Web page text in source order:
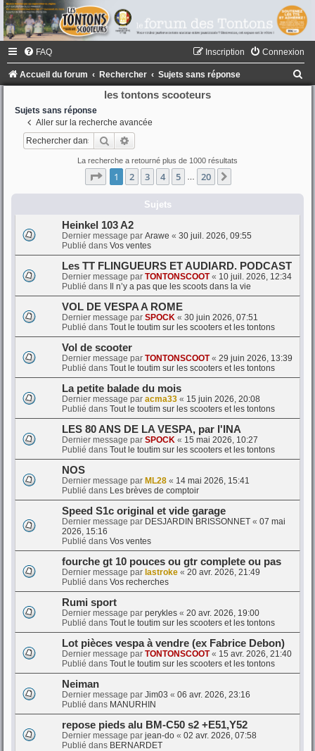
FAQ Connexion
Inscription
Accueil du forum Rechercher Sujets sans réponse
les tontons scooteurs
Sujets sans réponse
Aller sur la recherche avancée
Rechercher
La recherche a retourné plus de 1000 résultats
Page 1sur20
1 2 3 4 5 20
Sujets
Heinkel 103 A2
Dernier message par Arawe « 30 juil. 2026, 09:55
Publié dans Vos ventes
Les TT FLINGUEURS ET AUDIARD. PODCAST
Dernier message par TONTONSCOOT« 10 juil. 2026, 12:34
Publié dans Il n’y a pas que les scoots dans la vie
VOL DE VESPA A ROME
Dernier message par SPOCK « 30 juin 2026, 07:51
Publié dans Tout le toutim sur les scooters et les tontons
Vol de scooter
Dernier message par TONTONSCOOT« 29 juin 2026, 13:39
Publié dans Tout le toutim sur les scooters et les tontons
La petite balade du mois
Dernier message par acma33 « 15 juin 2026, 20:08
Publié dans Tout le toutim sur les scooters et les tontons
LES 80 ANS DE LA VESPA, par l'INA
Dernier message par SPOCK « 15 mai 2026, 10:27
Publié dans Tout le toutim sur les scooters et les tontons
NOS
Dernier message par ML28 « 14 mai 2026, 15:41
Publié dans Les brèves de comptoir
Speed S1c original et vide garage
Dernier message par DESJARDIN BRISSONNET « 07 mai
2026, 15:16
Publié dans Vos ventes
fourche gt 10 pouces ou gtr complete ou pas
Dernier message par lastroke « 20 avr. 2026, 21:49
Publié dans Vos recherches
Rumi sport
Dernier message par perykles « 20 avr. 2026, 19:00
Publié dans Tout le toutim sur les scooters et les tontons
Lot pièces vespa à vendre (ex Fabrice Debon)
Dernier message par TONTONSCOOT« 15 avr. 2026, 21:40
Publié dans Tout le toutim sur les scooters et les tontons
Neiman
Dernier message par Jim03 « 06 avr. 2026, 23:16
Publié dans MANURHIN
repose pieds alu BM-C50 s2 +E51,Y52
Dernier message par jean-do « 02 avr. 2026, 07:58
Publié dans BERNARDET